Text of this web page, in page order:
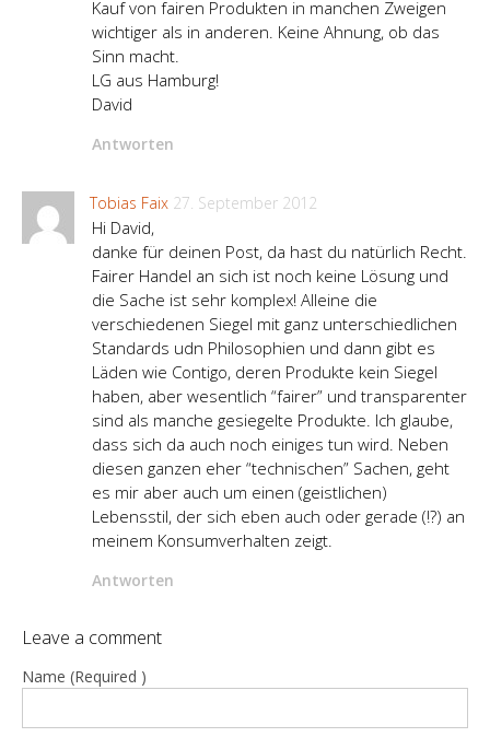
Kauf von fairen Produkten in manchen Zweigen
wichtiger als in anderen. Keine Ahnung, ob das
Sinn macht.
LG aus Hamburg!
David
Antworten
Tobias Faix 27. September 2012
Hi David,
danke für deinen Post, da hast du natürlich Recht.
Fairer Handel an sich ist noch keine Lösung und
die Sache ist sehr komplex! Alleine die
verschiedenen Siegel mit ganz unterschiedlichen
Standards udn Philosophien und dann gibt es
Läden wie Contigo, deren Produkte kein Siegel
haben, aber wesentlich “fairer” und transparenter
sind als manche gesiegelte Produkte. Ich glaube,
dass sich da auch noch einiges tun wird. Neben
diesen ganzen eher “technischen” Sachen, geht
es mir aber auch um einen (geistlichen)
Lebensstil, der sich eben auch oder gerade (!?) an
meinem Konsumverhalten zeigt.
Antworten
Leave a comment
Name (Required )